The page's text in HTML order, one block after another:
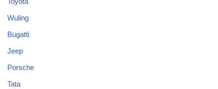
Wuling
Bugatti
Jeep
Porsche
Tata